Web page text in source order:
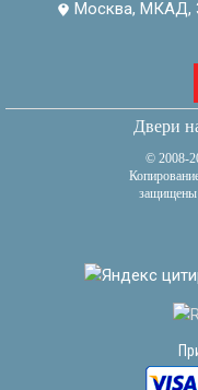
Москва, МКАД,
Двери
© 2008-
защищены